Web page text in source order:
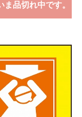
ま品切れ中です。